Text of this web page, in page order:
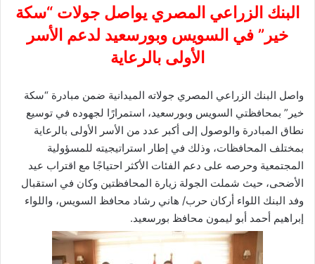
البنك الزراعي المصري يواصل جولات “سكة
خير” في السويس وبورسعيد لدعم الأسر
الأولى بالرعاية
واصل البنك الزراعي المصري جولاته الميدانية ضمن مبادرة “سكة
خير” بمحافظتي السويس وبورسعيد، استمرارًا لجهوده في توسيع
نطاق المبادرة والوصول إلى أكبر عدد من الأسر الأولى بالرعاية
بمختلف المحافظات، وذلك في إطار استراتيجيته للمسؤولية
المجتمعية وحرصه على دعم الفئات الأكثر احتياجًا مع اقتراب عيد
الأضحى، حيث شملت الجولة زيارة المحافظتين وكان في استقبال
وفد البنك اللواء أركان حرب/ هاني رشاد محافظ السويس، واللواء
إبراهيم أحمد أبو ليمون محافظ بورسعيد.